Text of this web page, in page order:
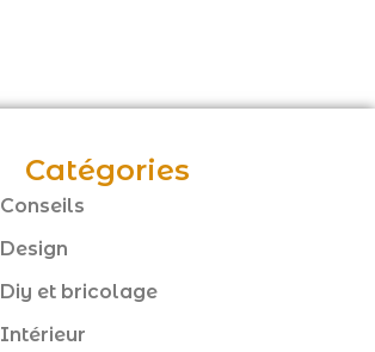
Catégories
Conseils
Design
Diy et bricolage
Intérieur